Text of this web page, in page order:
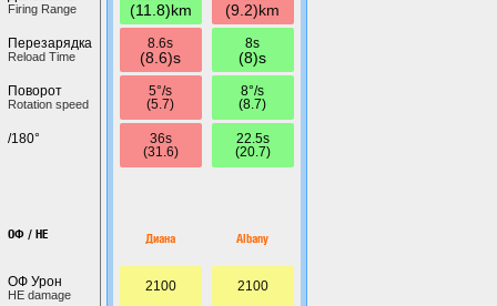
Firing Range
Перезарядка
Reload Time
Поворот
Rotation speed
/180°
ОФ / HE
ОФ Урон
HE damage
(11.8)km
8.6s
(8.6)s
5°/s
(5.7)
36s
(31.6)
Диана
2100
(9.2)km
8s
(8)s
8°/s
(8.7)
22.5s
(20.7)
Albany
2100